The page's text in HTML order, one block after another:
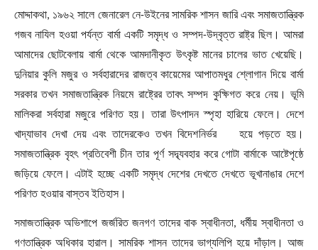
মোদ্দাকথা, ১৯৬২ সালে জেনারেল নে-উইনের সামরিক শাসন জারি এবং সমাজতান্ত্রিক
গজব নাযিল হওয়া পর্যন্ত বার্মা একটি সমৃদ্ধ ও সম্পদ-উদ্বৃত্ত রাষ্ট্র ছিল। আমরা
আমাদের ছোটবেলায় বার্মা থেকে আমদানীকৃত উৎকৃষ্ট মানের চালের ভাত খেয়েছি।
দুনিয়ার কুলি মজুর ও সর্বহারাদের রাজত্ব কায়েমের আপাতমধুর শ্লোগান দিয়ে বার্মা
সরকার তখন সমাজতান্ত্রিক নিয়মে রাষ্ট্রের তাবৎ সম্পদ কুক্ষিগত করে নেয়। ভূমি
মালিকরা সর্বহারা মজুরে পরিণত হয়। তারা উৎপাদন স্পৃহা হারিয়ে ফেলে। দেশে
খাদ্যাভাব দেখা দেয় এবং তাদেরকেও তখন বিদেশনির্ভর হয়ে পড়তে হয়।
সমাজতান্ত্রিক বৃহৎ প্রতিবেশী চীন তার পূর্ণ সদ্ব্যবহার করে গোটা বার্মাকে আষ্টেপৃষ্ঠে
জড়িয়ে ফেলে। এটাই হচ্ছে একটি সমৃদ্ধ দেশের দেখতে দেখতে ভূখানাঙার দেশে
পরিণত হওয়ার বাস্তব ইতিহাস।
সমাজতান্ত্রিক অভিশাপে জর্জরিত জনগণ তাদের বাক স্বাধীনতা, ধর্মীয় স্বাধীনতা ও
গণতান্ত্রিক অধিকার হারাল। সামরিক শাসন তাদের ভাগ্যলিপি হয়ে দাঁড়াল। আজ